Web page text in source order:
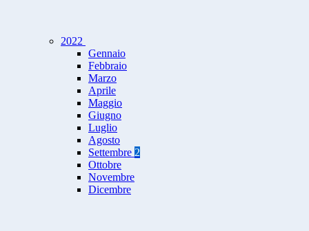
2022
Gennaio
Febbraio
Marzo
Aprile
Maggio
Giugno
Luglio
Agosto
Settembre 2
Ottobre
Novembre
Dicembre